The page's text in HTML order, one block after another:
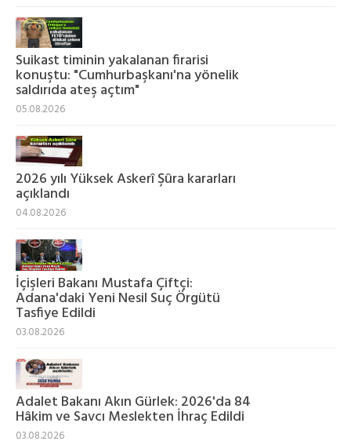
Suikast timinin yakalanan firarisi
konuştu: "Cumhurbaşkanı'na yönelik
saldırıda ateş açtım"
05.08.2026
2026 yılı Yüksek Askerî Şûra kararları
açıklandı
04.08.2026
İçişleri Bakanı Mustafa Çiftçi:
Adana'daki Yeni Nesil Suç Örgütü
Tasfiye Edildi
03.08.2026
Adalet Bakanı Akın Gürlek: 2026'da 84
Hâkim ve Savcı Meslekten İhraç Edildi
03.08.2026